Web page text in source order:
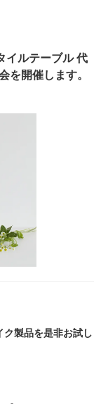
イルテーブル 代
を開催します。
ク製品を是非お試し